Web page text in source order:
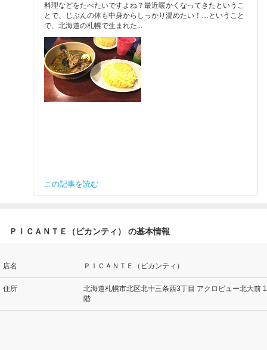
料理などをたべたいですよね？最近暖かくなってきたというこ
とで、じぶんの体も中身からしっかり温めたい！…ということ
で、北海道の札幌で生まれた...
この記事を読む
ＰＩＣＡＮＴＥ（ピカンティ） の基本情報
店名 ＰＩＣＡＮＴＥ（ピカンティ）
住所
北海道札幌市北区北十三条西3丁目 アクロビュー北大前 1
階